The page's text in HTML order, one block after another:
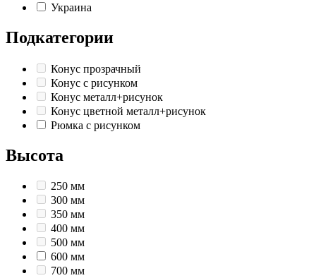
Украина
Подкатегории
Конус прозрачный
Конус с рисунком
Конус металл+рисунок
Конус цветной металл+рисунок
Рюмка с рисунком
Высота
250 мм
300 мм
350 мм
400 мм
500 мм
600 мм
700 мм